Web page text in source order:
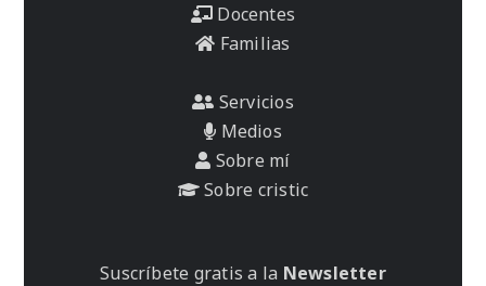
Docentes
Familias
Servicios
Medios
Sobre mí
Sobre cristic
Suscríbete gratis a la Newsletter